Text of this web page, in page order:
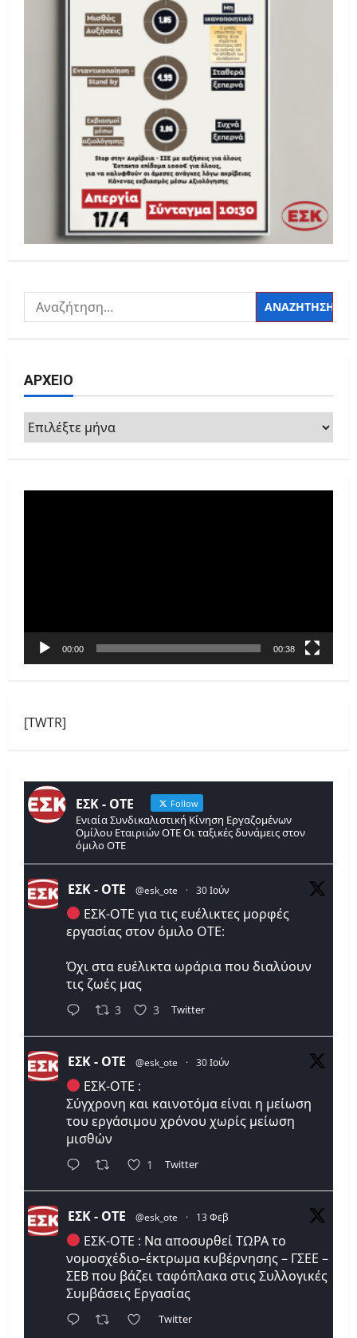
Αναζήτηση
για:
ΑΡΧΕΙΟ
ΑΡΧΕΙΟ
00:00 00:38
[TWTR]
ΕΣΚ - ΟΤΕ Follow
Ενιαία Συνδικαλιστική Κίνηση Εργαζομένων
Ομίλου Εταιριών ΟΤΕ Οι ταξικές δυνάμεις στον
όμιλο ΟΤΕ
ΕΣΚ - ΟΤΕ @esk_ote · 30 Ιούν
ΕΣΚ-ΟΤΕ για τις ευέλικτες μορφές
εργασίας στον όμιλο ΟΤΕ:
Όχι στα ευέλικτα ωράρια που διαλύουν
τις ζωές μας
3 3 Twitter
ΕΣΚ - ΟΤΕ @esk_ote · 30 Ιούν
ΕΣΚ-ΟΤΕ :
Σύγχρονη και καινοτόμα είναι η μείωση
του εργάσιμου χρόνου χωρίς μείωση
μισθών
1 Twitter
ΕΣΚ - ΟΤΕ @esk_ote · 13 Φεβ
ΕΣΚ-ΟΤΕ : Να αποσυρθεί ΤΩΡΑ το
νομοσχέδιο–έκτρωμα κυβέρνησης – ΓΣΕΕ –
ΣΕΒ που βάζει ταφόπλακα στις Συλλογικές
Συμβάσεις Εργασίας
Twitter